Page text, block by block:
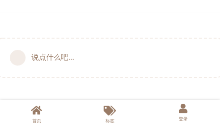
说点什么吧...
首页 标签 登录